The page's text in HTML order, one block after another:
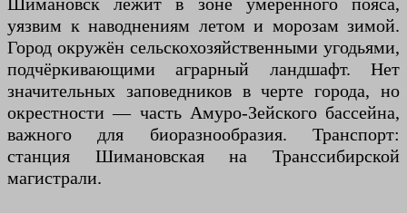
уязвим к наводнениям летом и морозам зимой.
Город окружён сельскохозяйственными угодьями,
подчёркивающими аграрный ландшафт. Нет
значительных заповедников в черте города, но
окрестности — часть Амуро-Зейского бассейна,
важного для биоразнообразия. Транспорт:
станция Шимановская на Транссибирской
магистрали.